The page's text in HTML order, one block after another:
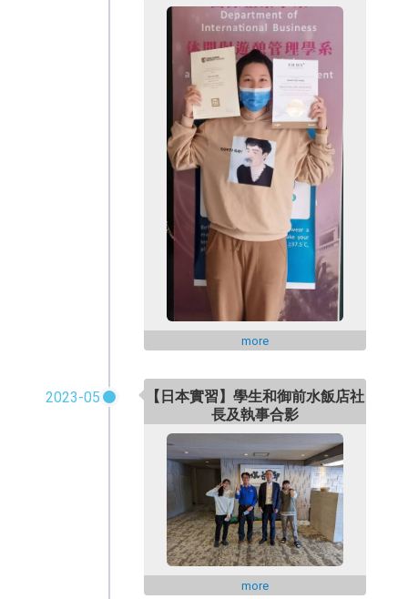
more
2023-05
【日本實習】學生和御前水飯店社
長及執事合影
more